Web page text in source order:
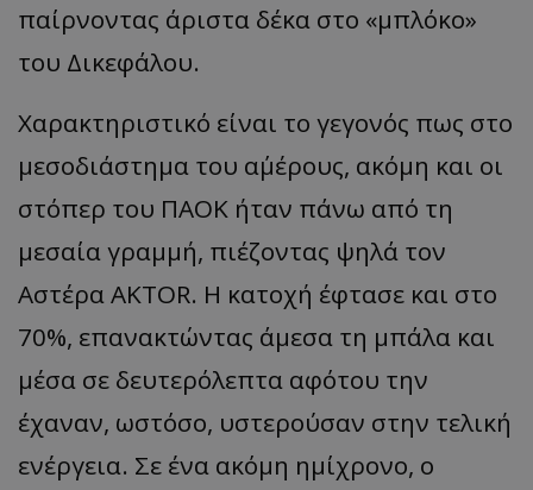
παίρνοντας άριστα δέκα στο «μπλόκο»
του Δικεφάλου.
Χαρακτηριστικό είναι το γεγονός πως στο
μεσοδιάστημα του α΄μέρους, ακόμη και οι
στόπερ του ΠΑΟΚ ήταν πάνω από τη
μεσαία γραμμή, πιέζοντας ψηλά τον
Αστέρα ΑΚΤΟR. Η κατοχή έφτασε και στο
70%, επανακτώντας άμεσα τη μπάλα και
μέσα σε δευτερόλεπτα αφότου την
έχαναν, ωστόσο, υστερούσαν στην τελική
ενέργεια. Σε ένα ακόμη ημίχρονο, ο